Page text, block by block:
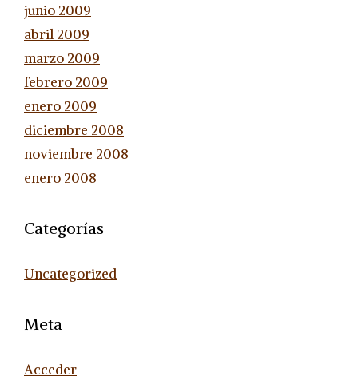
junio 2009
abril 2009
marzo 2009
febrero 2009
enero 2009
diciembre 2008
noviembre 2008
enero 2008
Categorías
Uncategorized
Meta
Acceder